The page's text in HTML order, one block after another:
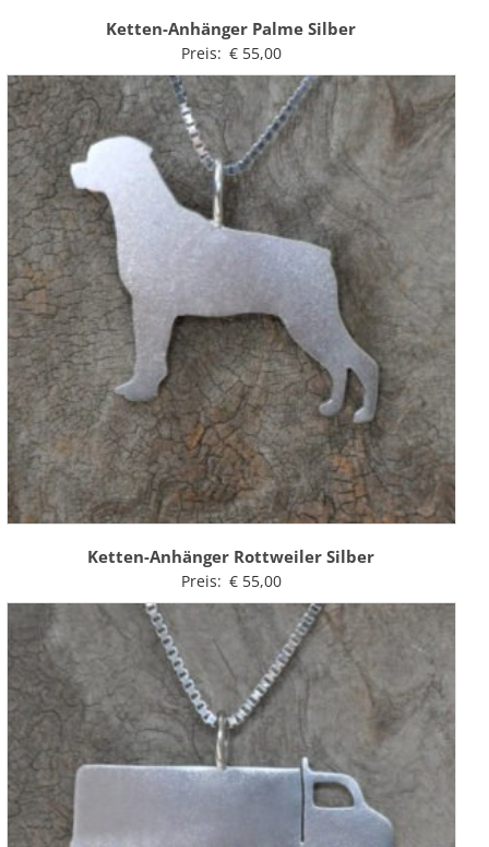
Ketten-Anhänger Palme Silber
Preis: €55,00
Ketten-Anhänger Rottweiler Silber
Preis: €55,00